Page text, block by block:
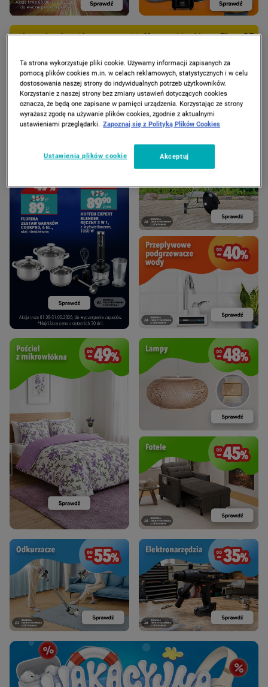
Hoffen z okienkiem, 5l za 95 zł tylko dla
PROMOCJE
Ta strona wykorzystuje pliki cookie. Używamy informacji zapisanych za
pomocą plików cookies m.in. w celach reklamowych, statystycznych i w celu
dostosowania naszej strony do indywidualnych potrzeb użytkowników.
Korzystanie z naszej strony bez zmiany ustawień dotyczących cookies
oznacza, że będą one zapisane w pamięci urządzenia. Korzystając ze strony
wyrażasz zgodę na używanie plików cookies, zgodnie z aktualnymi
ustawieniami przeglądarki. Zapoznaj się z Polityką Plików Cookies
Ustawienia plików cookie Akceptuj